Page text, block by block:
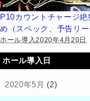
P10カウントチャージ
め（スペック、予告リ
ホール導入2020年4月20日
ホール導入日
2020年5月 (2)